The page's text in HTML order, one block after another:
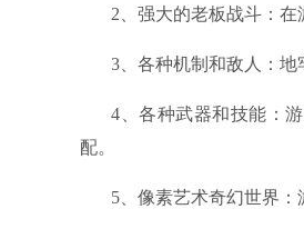
2、强大的老板战斗：在
3、各种机制和敌人：地
4、各种武器和技能：
配。
5、像素艺术奇幻世界：